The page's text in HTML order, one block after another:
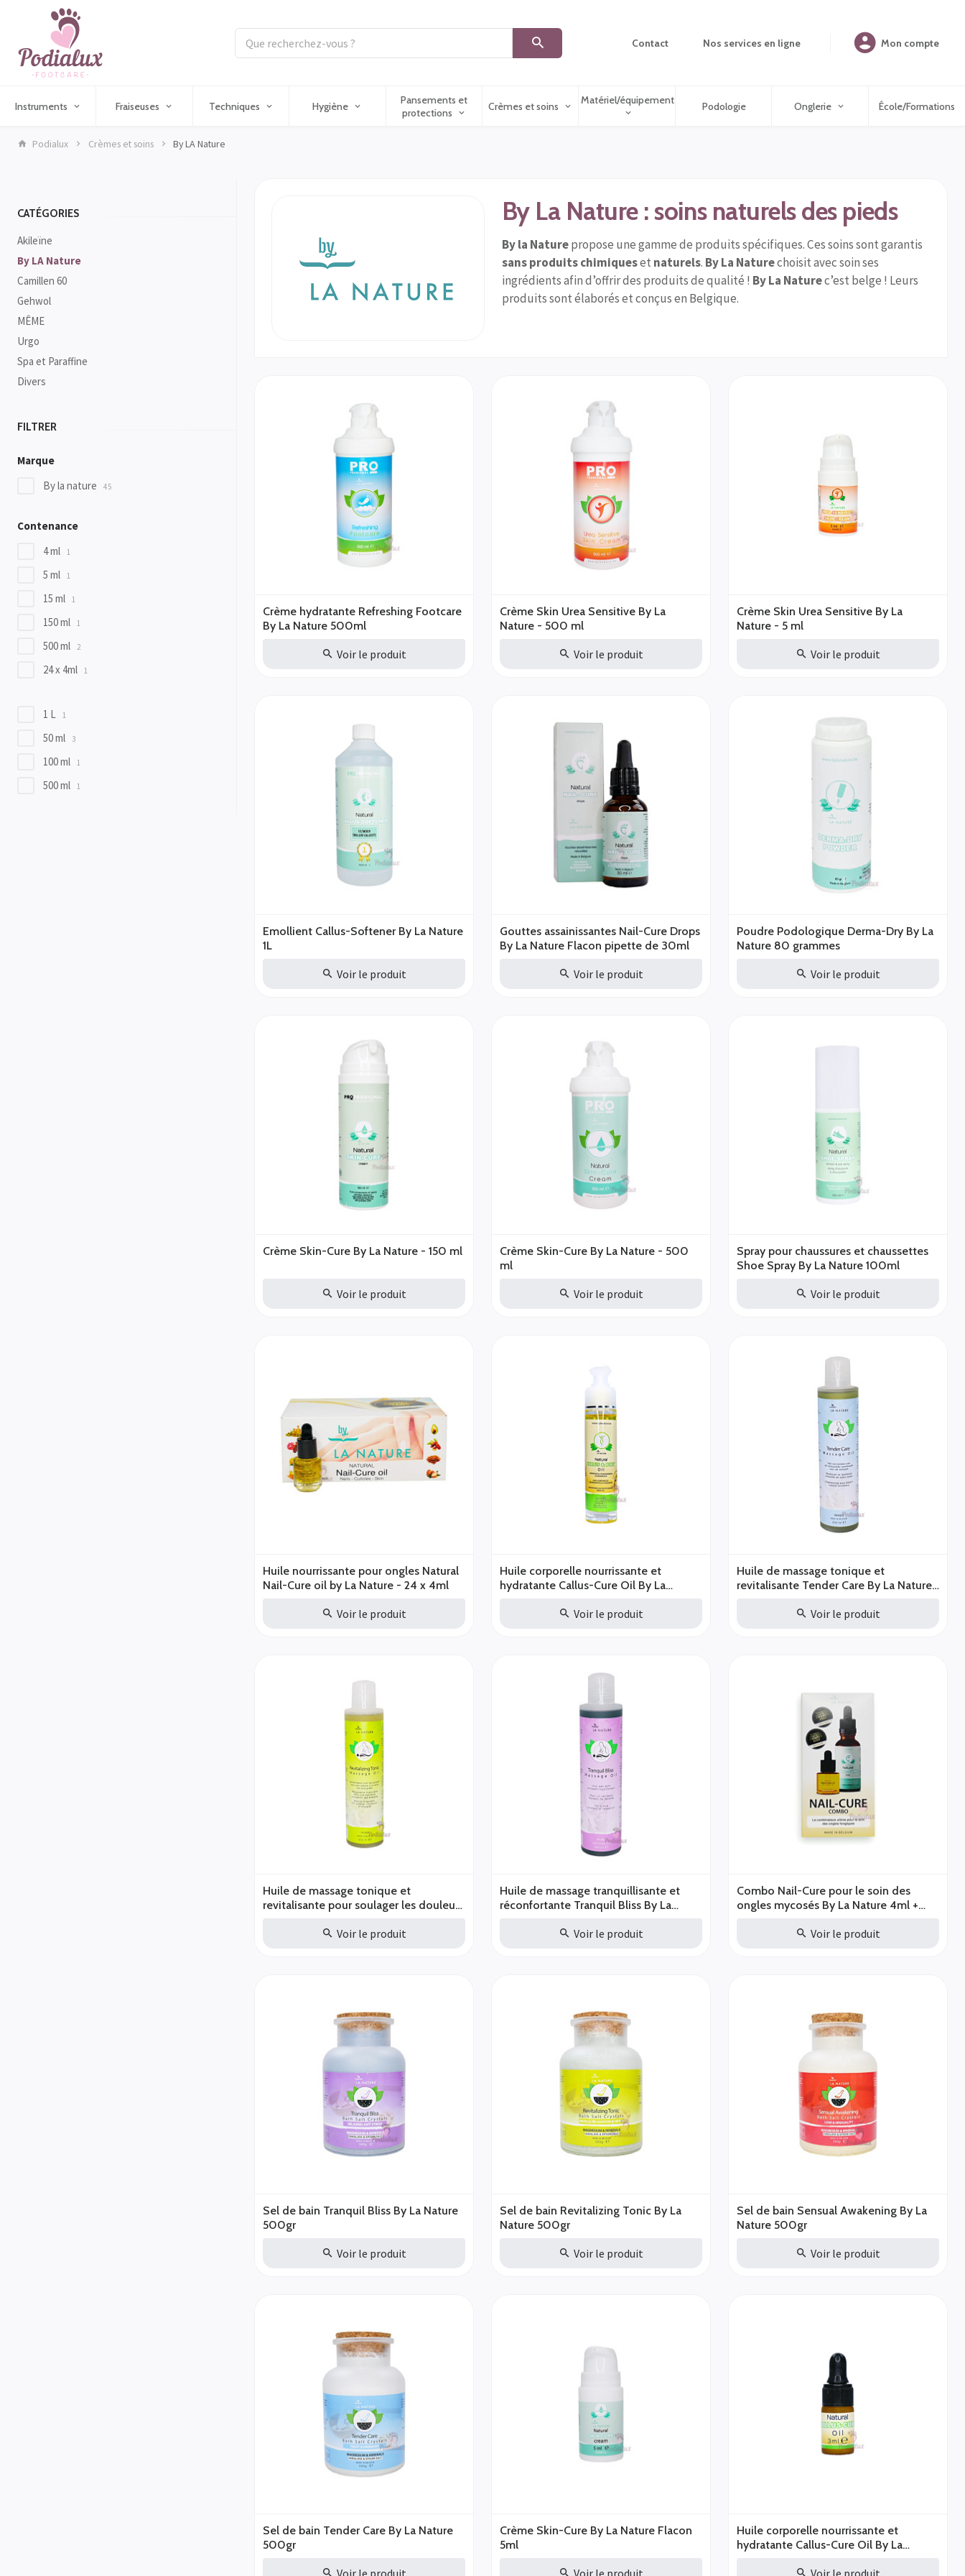
Contact Nos services en ligne Mon compte
Instruments Fraiseuses Techniques Hygiène
Pansements et
protections
Crèmes et soins Matériel/équipement Podologie Onglerie École/Formations
Podialux Crèmes et soins By LA Nature
CATÉGORIES
Akileïne
By LA Nature
Camillen 60
Gehwol
MÊME
Urgo
Spa et Paraffine
Divers
FILTRER
Marque
By la nature
45
Contenance
4 ml
1
5 ml 1
15 ml 1
150 ml 1
500 ml 2
24 x 4ml 1
1 L 1
50 ml 3
100 ml 1
500 ml 1
By La Nature : soins naturels des pieds
By la Naturepropose une gamme de produits spécifiques. Ces soins sont garantis
sans produits chimiqueset naturels. By La Naturechoisit avec soin ses
ingrédients afin d’offrir des produits de qualité ! By La Naturec’est belge ! Leurs
produits sont élaborés et conçus en Belgique.
Crème hydratante Refreshing Footcare
By La Nature 500ml
Voir le produit
Crème Skin Urea Sensitive By La
Nature - 500 ml
Voir le produit
Crème Skin Urea Sensitive By La
Nature - 5 ml
Voir le produit
Emollient Callus-Softener By La Nature
1L
Voir le produit
Gouttes assainissantes Nail-Cure Drops
By La Nature Flacon pipette de 30ml
Voir le produit
Poudre Podologique Derma-Dry By La
Nature 80 grammes
Voir le produit
Crème Skin-Cure By La Nature - 150 ml
Voir le produit
Crème Skin-Cure By La Nature - 500
ml
Voir le produit
Spray pour chaussures et chaussettes
Shoe Spray By La Nature 100ml
Voir le produit
Huile nourrissante pour ongles Natural
Nail-Cure oil by La Nature - 24 x 4ml
Voir le produit
Huile corporelle nourrissante et
hydratante Callus-Cure Oil By La
Voir le produit
Huile de massage tonique et
revitalisante Tender Care By La Nature
Voir le produit
Huile de massage tonique et
revitalisante pour soulager les douleurs
Voir le produit
Huile de massage tranquillisante et
réconfortante Tranquil Bliss By La
Voir le produit
Combo Nail-Cure pour le soin des
ongles mycosés By La Nature 4ml +
Voir le produit
Sel de bain Tranquil Bliss By La Nature
500gr
Voir le produit
Sel de bain Revitalizing Tonic By La
Nature 500gr
Voir le produit
Sel de bain Sensual Awakening By La
Nature 500gr
Voir le produit
Sel de bain Tender Care By La Nature
500gr
Voir le produit
Crème Skin-Cure By La Nature Flacon
5ml
Voir le produit
Huile corporelle nourrissante et
hydratante Callus-Cure Oil By La
Voir le produit